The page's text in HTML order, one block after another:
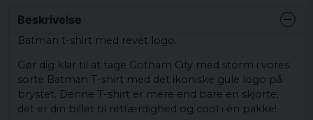
Beskrivelse
Batman t-shirt med revet logo.
Gør dig klar til at tage Gotham City med storm i vores
sorte Batman T-shirt med det ikoniske gule logo på
brystet. Denne T-shirt er mere end bare en skjorte;
det er din billet til retfærdighed og cool i én pakke!